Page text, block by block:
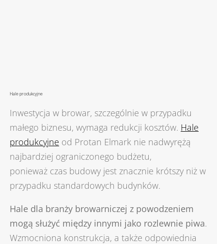
Hale produkcyjne
Inwestycja w browar, szczególnie w przypadku
małego biznesu, wymaga redukcji kosztów. Hale
produkcyjne od Protan Elmark nie nadwyrężą
najbardziej ograniczonego budżetu,
ponieważ czas budowy jest znacznie krótszy niż w
przypadku standardowych budynków.
Hale dla branży browarniczej z powodzeniem
mogą służyć między innymi jako rozlewnie piwa.
Wzmocniona konstrukcja, a także odpowiednia